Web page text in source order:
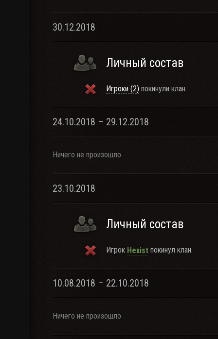
30.12.2018
Личный состав
Игроки (2) покинули клан.
24.10.2018 – 29.12.2018
Ничего не произошло
23.10.2018
Личный состав
Игрок Hexist покинул клан.
10.08.2018 – 22.10.2018
Ничего не произошло